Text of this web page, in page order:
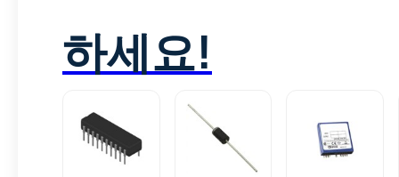
하세요!